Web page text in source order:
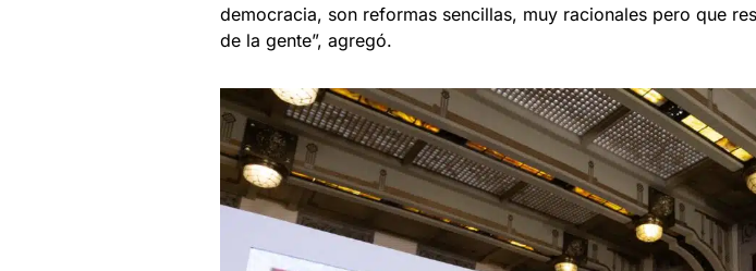
democracia, son reformas sencillas, muy racionales pero que
de la gente”, agregó.